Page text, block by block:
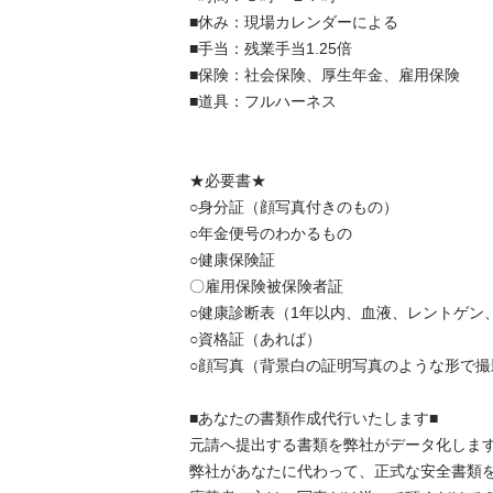
■休み：現場カレンダーによる
■手当：残業手当1.25倍
■保険：社会保険、厚生年金、雇用保険
■道具：フルハーネス
★必要書★
○身分証（顔写真付きのもの）
○年金便号のわかるもの
○健康保険証
〇雇用保険被保険者証
○健康診断表（1年以内、血液、レントゲン
○資格証（あれば）
○顔写真（背景白の証明写真のような形で撮
■あなたの書類作成代行いたします■
元請へ提出する書類を弊社がデータ化しま
弊社があなたに代わって、正式な安全書類